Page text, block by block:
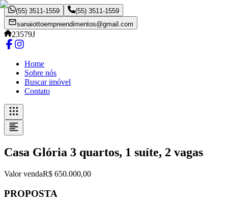
(55) 3511-1559
(55) 3511-1559
sanaiottoempreendimentos@gmail.com
23579J
Home
Sobre nós
Buscar imóvel
Contato
Casa Glória 3 quartos, 1 suíte, 2 vagas
Valor vendaR$ 650.000,00
PROPOSTA